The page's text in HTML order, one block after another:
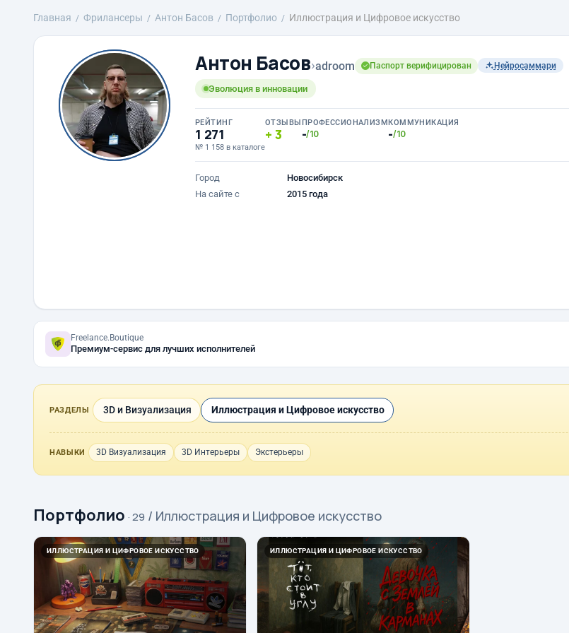
Главная Фрилансеры Антон Басов Портфолио Иллюстрация и Цифровое искусство
Антон Басов›adroom Паспорт верифицирован Нейросаммари
Эволюция в инновации
РЕЙТИНГ
1 271
№ 1 158 в каталоге
ОТЗЫВЫ
3
ПРОФЕССИОНАЛИЗМ
-/10
КОММУНИКАЦИЯ
-/10
Город
Новосибирск
На сайте с
2015 года
Freelance.Boutique
Премиум-сервис для лучших исполнителей
РАЗДЕЛЫ 3D и Визуализация Иллюстрация и Цифровое искусство
НАВЫКИ 3D Визуализация 3D Интерьеры Экстерьеры
Портфолио · 29 / Иллюстрация и Цифровое искусство
ИЛЛЮСТРАЦИЯ И ЦИФРОВОЕ ИСКУССТВО ИЛЛЮСТРАЦИЯ И ЦИФРОВОЕ ИСКУССТВО